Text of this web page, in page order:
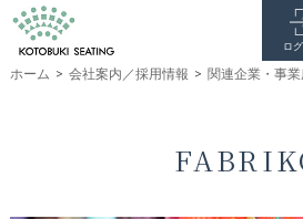
ロ
ホーム > 会社案内／採用情報 > 関連企業・事